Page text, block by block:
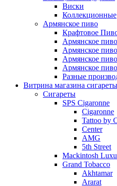
Виски
Коллекционные
Армянское пиво
Крафтовое
Армянское
Армянское
Армянское
Армянское
Разные
Витрина магазина
Cигареты
SPS Cigaronne
Сigaronne
Tattoo by
Center
AMG
5th Street
Mackintosh
Grand Tobacco
Akhtamar
Ararat